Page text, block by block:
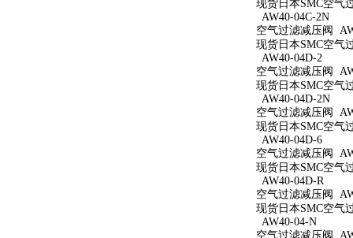
现货日本SMC空气
AW40-04C-2N
空气过滤减压阀
现货日本SMC空气
AW40-04D-2
空气过滤减压阀
现货日本SMC空气
AW40-04D-2N
空气过滤减压阀
现货日本SMC空气
AW40-04D-6
空气过滤减压阀
现货日本SMC空气
AW40-04D-R
空气过滤减压阀
现货日本SMC空气
AW40-04-N
空气过滤减压阀